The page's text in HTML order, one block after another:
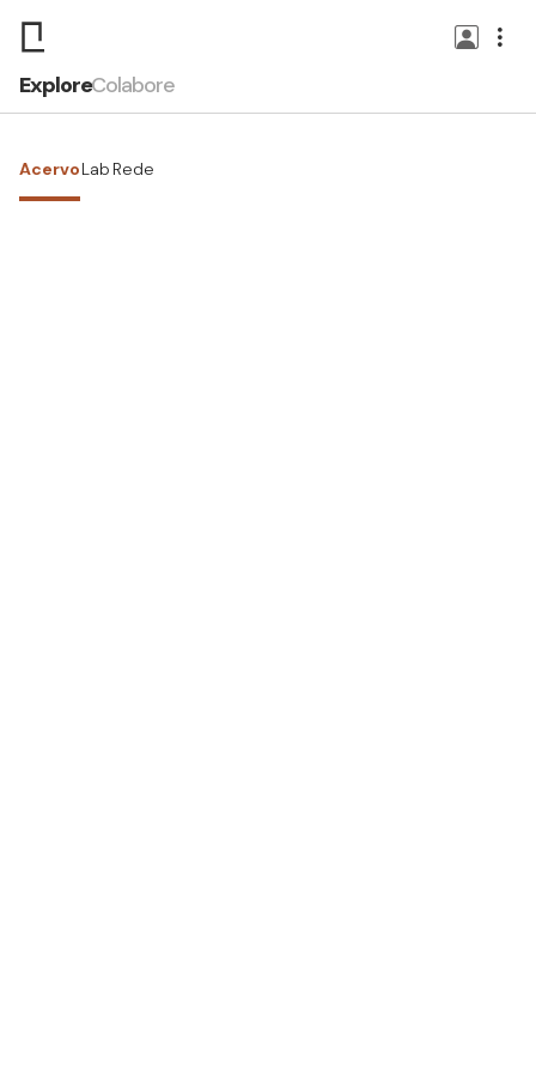
ExploreColabore
AcervoLab Rede